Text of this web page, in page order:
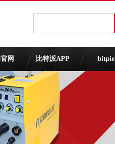
网 比特派APP bitpie